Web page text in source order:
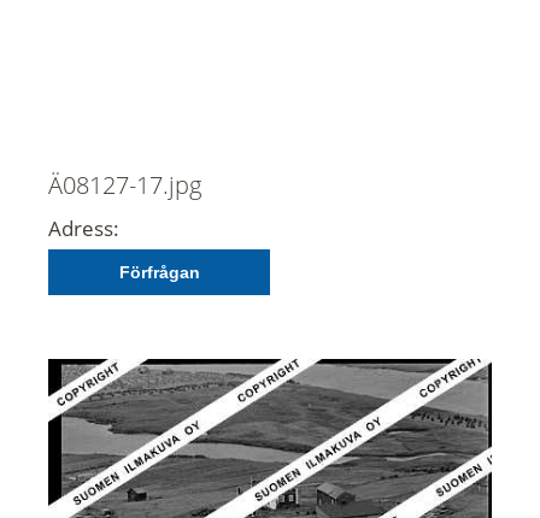
Ä08127-17.jpg
Adress:
Förfrågan